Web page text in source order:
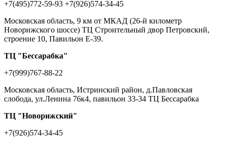
+7(495)772-59-93 +7(926)574-34-45
Московская область, 9 км от МКАД (26-й километр
Новорижского шоссе) ТЦ Строительный двор Петровский,
строение 10, Павильон Е-39.
ТЦ "Бессарабка"
+7(999)767-88-22
Московская область, Истринский район, д.Павловская
слобода, ул.Ленина 76к4, павильон 33-34 ТЦ Бессарабка
ТЦ "Новорижский"
+7(926)574-34-45